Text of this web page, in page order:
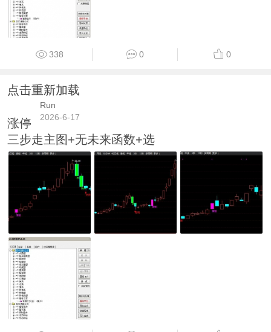
338 0 0
点击重新加载
Run
2026-6-17
涨停
三步走主图+无未来函数+选